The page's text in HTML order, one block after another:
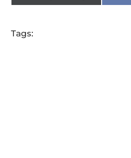
Tags: